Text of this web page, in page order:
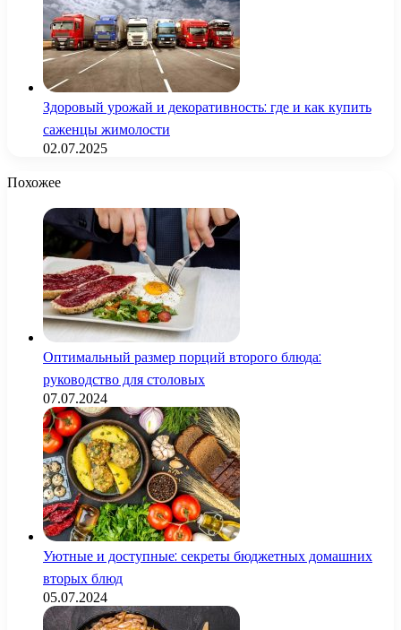
Здоровый урожай и декоративность: где и как купить
саженцы жимолости
02.07.2025
Похожее
Оптимальный размер порций второго блюда:
руководство для столовых
07.07.2024
Уютные и доступные: секреты бюджетных домашних
вторых блюд
05.07.2024